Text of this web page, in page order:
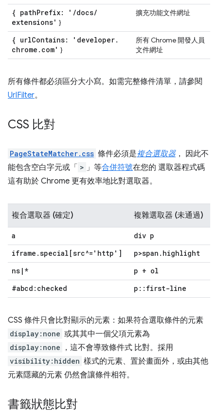
{ pathPrefix: ' /docs/
extensions' }
擴充功能文件網址
{ urlContains: 'developer.
chrome . com' }
所有 Chrome 開發人員
文件網址
所有條件都必須區分大小寫。如需完整條件清單，請參閱
UrlFilter。
CSS 比對
PageStateMatcher.css 條件必須是複合選取器， 因此不
能包含空白字元或「 > 」等合併符號在您的 選取器程式碼
這有助於 Chrome 更有效率地比對選取器。
複合選取器 (確定) 複雜選取器 (未通過)
a
div p
iframe .special[src^='http'] p>span . highlight
ns | *
p + ol
#abcd:checked
p :: first-line
CSS 條件只會比對顯示的元素：如果符合選取條件的元素
display:none 或其其中一個父項元素為
display:none ，這不會導致條件式 比對。採用
visibility:hidden 樣式的元素、置於畫面外，或由其他
元素隱藏的元素 仍然會讓條件相符。
書籤狀態比對